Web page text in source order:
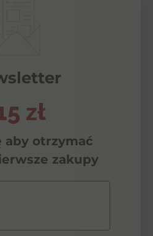
zł
aby otrzymać
zakupy